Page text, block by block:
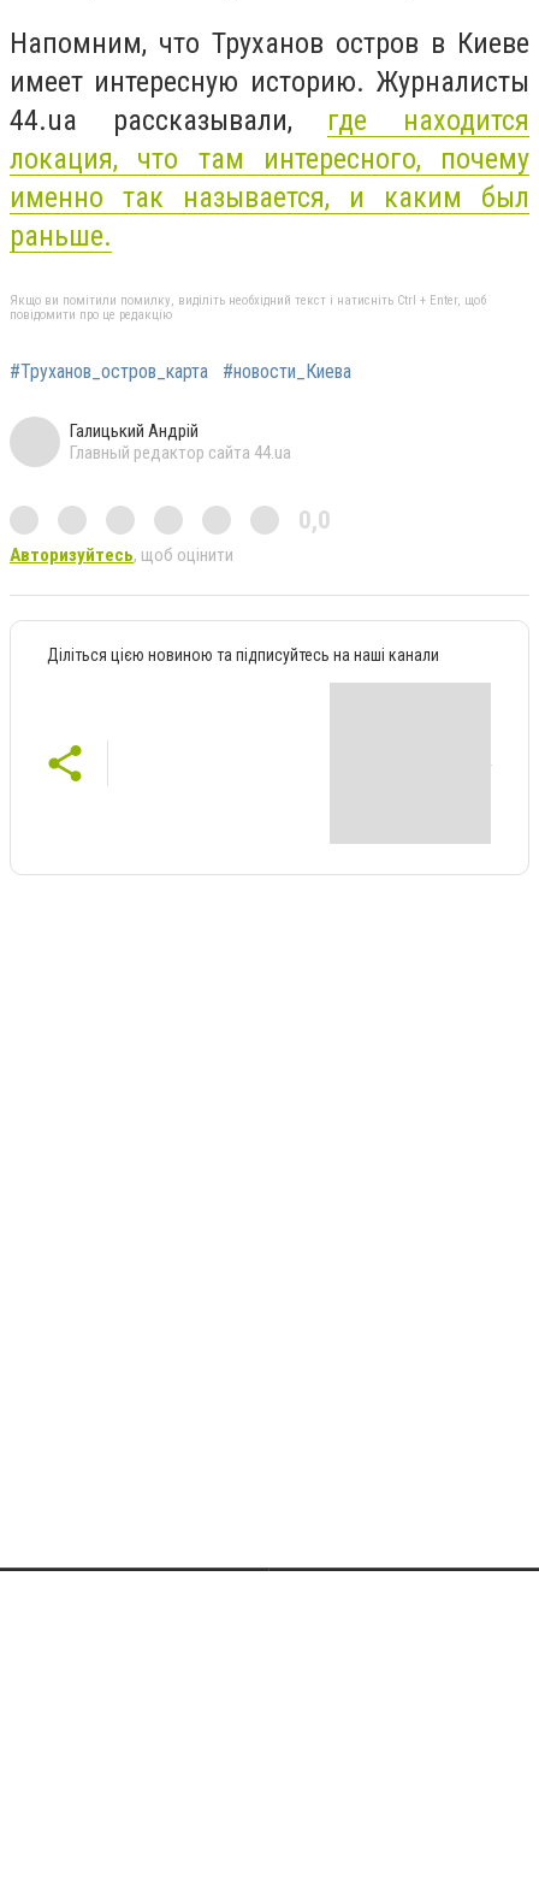
Напомним, что Труханов остров в Киеве
имеет интересную историю. Журналисты
44.ua рассказывали, где находится
локация, что там интересного, почему
именно так называется, и каким был
раньше.
Якщо ви помітили помилку, виділіть необхідний текст і натисніть Ctrl + Enter, щоб
повідомити про це редакцію
#Труханов_остров_карта #новости_Киева
Галицький Андрій
Главный редактор сайта 44.ua
0,0
Авторизуйтесь, щоб оцінити
Діліться цією новиною та підписуйтесь на наші канали